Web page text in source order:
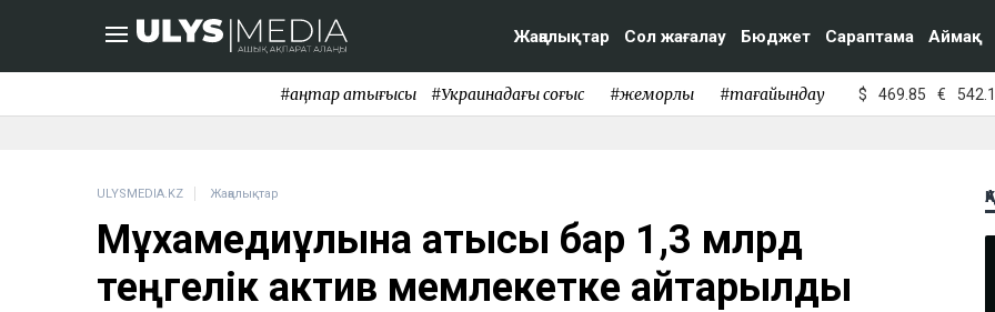
Жаңалықтар Сол жағалау Бюджет Сараптама Аймақ
#қаңтар қақтығысы #Украинадағы соғыс #жемқорлық #тағайындау $ 469.85 €
ULYSMEDIA.KZ Жаңалықтар
Мұхамедиұлына қатысы бар 1,3 млрд
теңгелік актив мемлекетке қайтарылды